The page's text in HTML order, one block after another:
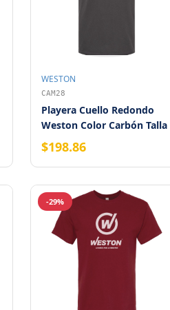
WESTON
CAM28
Playera Cuello Redondo
Weston Color Carbón Talla
2XG
$198.86
-29%